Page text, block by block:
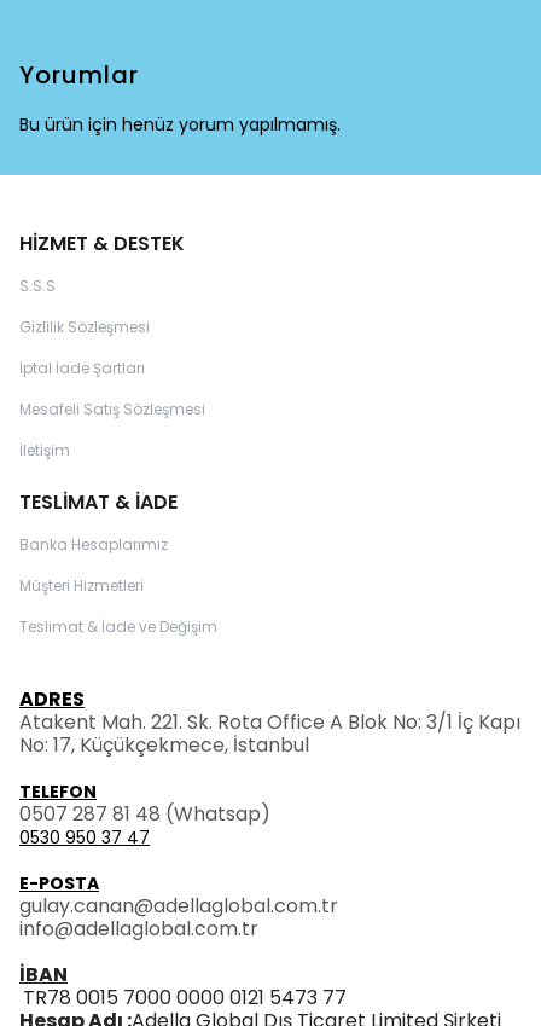
Yorumlar
Bu ürün için henüz yorum yapılmamış.
HİZMET & DESTEK
S.S.S
Gizlilik Sözleşmesi
İptal İade Şartları
Mesafeli Satış Sözleşmesi
İletişim
TESLİMAT & İADE
Banka Hesaplarımız
Müşteri Hizmetleri
Teslimat & İade ve Değişim
ADRES
Atakent Mah. 221. Sk. Rota Office A Blok No: 3/1 İç Kapı
No: 17, Küçükçekmece, İstanbul
TELEFON
0507 287 81 48 (Whatsap)
0530 950 37 47
E-POSTA
gulay.canan@adellaglobal.com.tr
info@adellaglobal.com.tr
İBAN
TR78 0015 7000 0000 0121 5473 77